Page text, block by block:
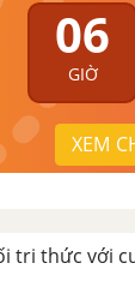
06
GIỜ
XEM
tri thức với